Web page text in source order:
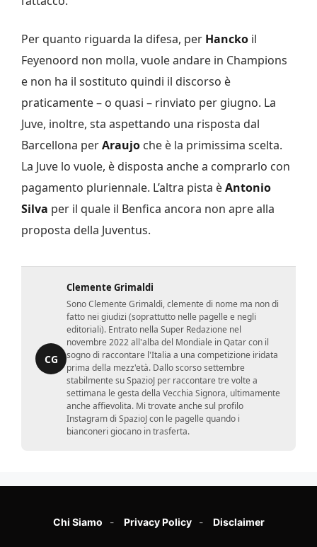
Per quanto riguarda la difesa, per Hancko il
Feyenoord non molla, vuole andare in Champions
e non ha il sostituto quindi il discorso è
praticamente – o quasi – rinviato per giugno. La
Juve, inoltre, sta aspettando una risposta dal
Barcellona perAraujo che è la primissima scelta.
La Juve lo vuole, è disposta anche a comprarlo con
pagamento pluriennale. L’altra pista èAntonio
Silva per il quale il Benfica ancora non apre alla
proposta della Juventus.
CG
Clemente Grimaldi
Sono Clemente Grimaldi, clemente di nome ma non di
fatto nei giudizi (soprattutto nelle pagelle e negli
editoriali). Entrato nella Super Redazione nel
novembre 2022 all'alba del Mondiale in Qatar con il
sogno di raccontare l'Italia a una competizione iridata
prima della mezz'età. Dallo scorso settembre
stabilmente su SpazioJ per raccontare tre volte a
settimana le gesta della Vecchia Signora, ultimamente
anche affievolita. Mi trovate anche sul profilo
Instagram di SpazioJ con le pagelle quando i
bianconeri giocano in trasferta.
Chi Siamo Privacy Policy Disclaimer